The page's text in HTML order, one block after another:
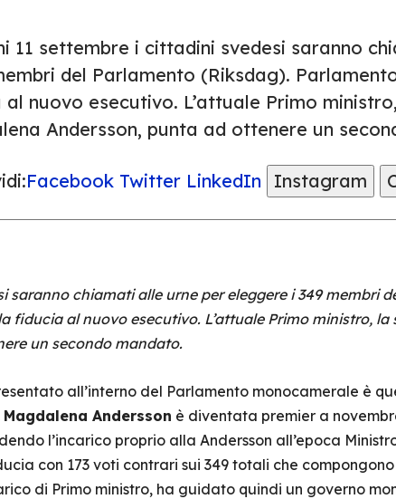
11 settembre i cittadini svedesi saranno
del Parlamento (Riksdag).
nuovo esecutivo. L’attuale Primo
Andersson, punta ad ottenere un
Facebook Twitter LinkedIn Instagram
saranno chiamati alle urne per eleggere i 349 membri
fiducia al nuovo esecutivo. L’attuale Primo ministro,
un secondo mandato.
all’interno del Parlamento monocamerale è
Magdalena Andersson è diventata premier a
l’incarico proprio alla Andersson all’epoca
con 173 voti contrari sui 349 totali che
di Primo ministro, ha guidato quindi un governo